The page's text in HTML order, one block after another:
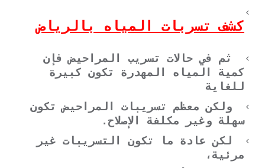
كشف تسربات المياه بالرياض
ثم في حالات تسريب المراحيض فإن
كمية المياه المهدرة تكون كبيرة
للغاية
ولكن معظم تسريبات المراحيض تكون
سهلة وغير مكلفة الإصلاح.
لكن عادة ما تكون التسريبات غير
مرئية،